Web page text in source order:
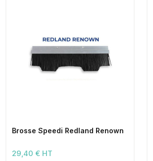
Brosse Speedi Redland Renown
29,40 € HT